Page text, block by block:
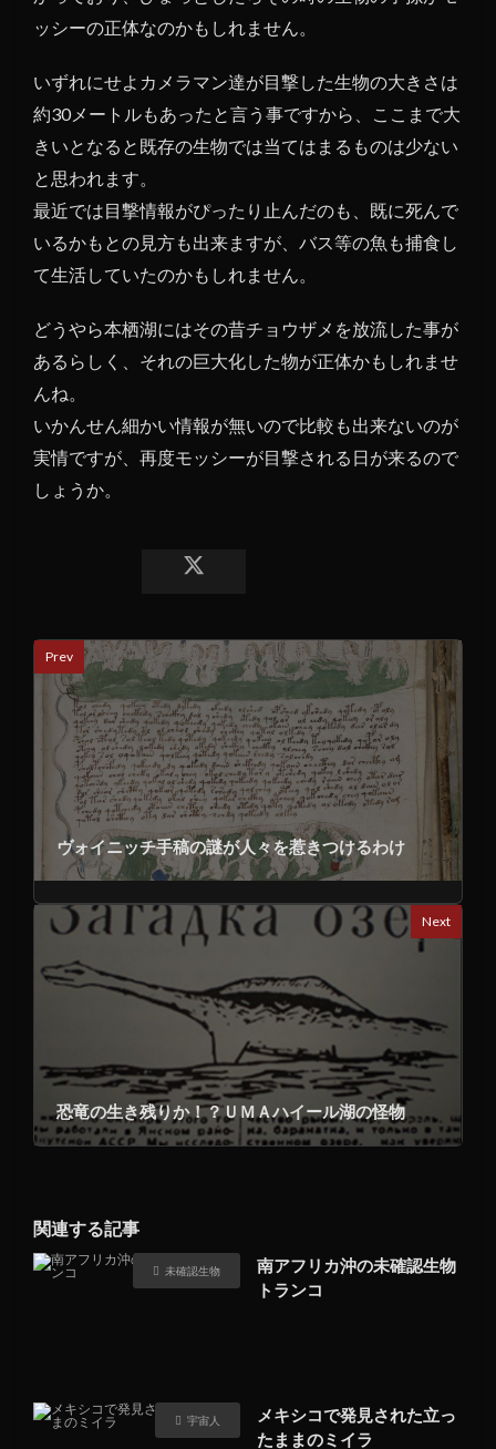
ッシーの正体なのかもしれません。
いずれにせよカメラマン達が目撃した生物の大きさは
約30メートルもあったと言う事ですから、ここまで大
きいとなると既存の生物では当てはまるものは少ない
と思われます。
最近では目撃情報がぴったり止んだのも、既に死んで
いるかもとの見方も出来ますが、バス等の魚も捕食し
て生活していたのかもしれません。
どうやら本栖湖にはその昔チョウザメを放流した事が
あるらしく、それの巨大化した物が正体かもしれませ
んね。
いかんせん細かい情報が無いので比較も出来ないのが
実情ですが、再度モッシーが目撃される日が来るので
しょうか。
Prev
ヴォイニッチ手稿の謎が人々を惹きつけるわけ
Next
恐竜の生き残りか！？ＵＭＡハイール湖の怪物
関連する記事
未確認生物
南アフリカ沖の未確認生物
トランコ
宇宙人
メキシコで発見された立っ
たままのミイラ